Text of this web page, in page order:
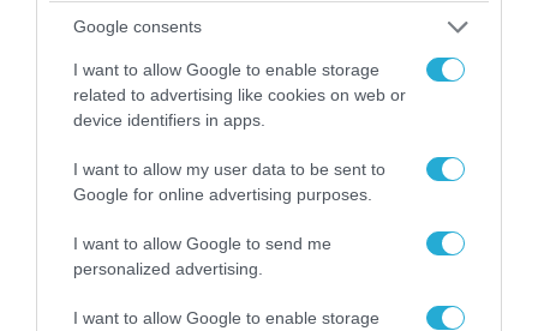
Google consents
I want to allow Google to enable storage
related to advertising like cookies on web or
device identifiers in apps.
I want to allow my user data to be sent to
Google for online advertising purposes.
I want to allow Google to send me
personalized advertising.
I want to allow Google to enable storage
07.08.2026 | 20:02